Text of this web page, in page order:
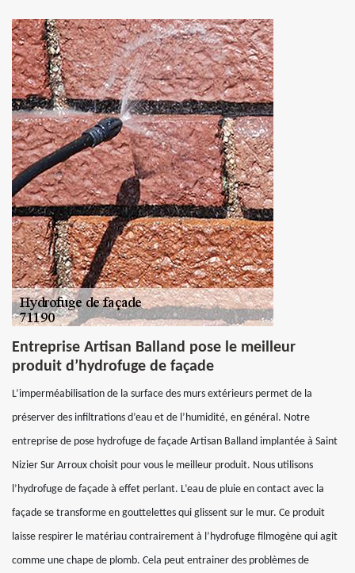
Entreprise Artisan Balland pose le meilleur
produit d’hydrofuge de façade
L’imperméabilisation de la surface des murs extérieurs permet de la
préserver des infiltrations d’eau et de l’humidité, en général. Notre
entreprise de pose hydrofuge de façade Artisan Balland implantée à Saint
Nizier Sur Arroux choisit pour vous le meilleur produit. Nous utilisons
l’hydrofuge de façade à effet perlant. L’eau de pluie en contact avec la
façade se transforme en gouttelettes qui glissent sur le mur. Ce produit
laisse respirer le matériau contrairement à l’hydrofuge filmogène qui agit
comme une chape de plomb. Cela peut entrainer des problèmes de